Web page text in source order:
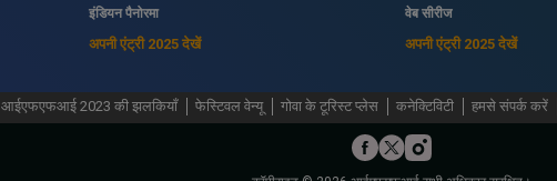
इंडियन पैनोरमा
अपनी एंट्री 2025 देखें
वेब सीरीज
अपनी एंट्री 2025 देखें
आईएफएफआई 2023 की झलकियाँ फेस्टिवल वेन्यू गोवा के टूरिस्ट प्लेस कनेक्टिविटी हमसे संपर्क करें